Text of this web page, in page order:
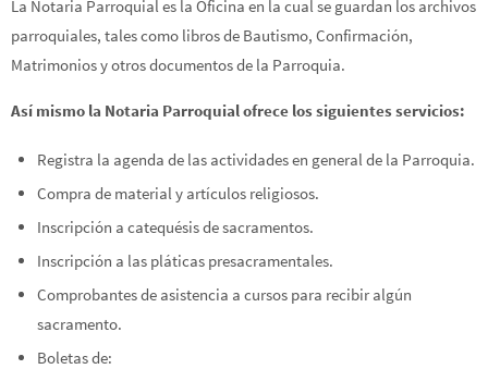
La Notaria Parroquial es la Oficina en la cual se guardan los archivos
parroquiales, tales como libros de Bautismo, Confirmación,
Matrimonios y otros documentos de la Parroquia.
Así mismo la Notaria Parroquial ofrece los siguientes servicios:
Registra la agenda de las actividades en general de la Parroquia.
Compra de material y artículos religiosos.
Inscripción a catequésis de sacramentos.
Inscripción a las pláticas presacramentales.
Comprobantes de asistencia a cursos para recibir algún
sacramento.
Boletas de: